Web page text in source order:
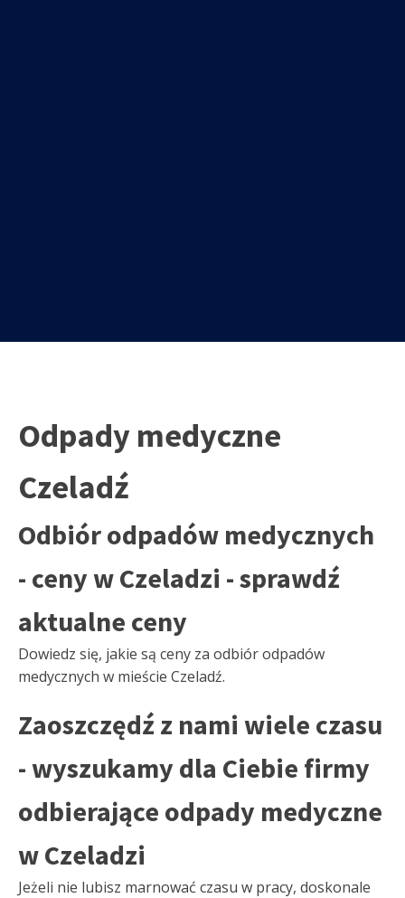
Odpady medyczne
Czeladź
Odbiór odpadów medycznych
- ceny w Czeladzi - sprawdź
aktualne ceny
Dowiedz się, jakie są ceny za odbiór odpadów
medycznych w mieście Czeladź.
Zaoszczędź z nami wiele czasu
- wyszukamy dla Ciebie firmy
odbierające odpady medyczne
w Czeladzi
Jeżeli nie lubisz marnować czasu w pracy, doskonale